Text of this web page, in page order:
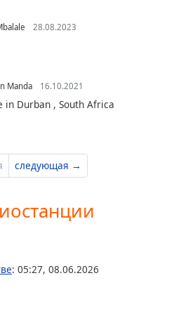
28.08.2023
Manda 16.10.2021
in Durban , South Africa
следующая →
: 05:27, 08.06.2026